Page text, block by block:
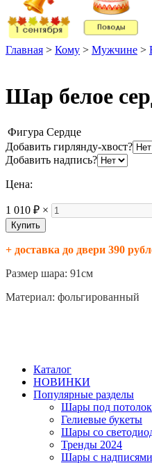
Главная > Кому > Мужчине >
Шар белое
Фигура Сердце
Добавить гирлянду-хвост?
Добавить надпись?
Цена:
1 010 ₽ ×
+ доставка до двери 390
Размер шара: 91см
Материал: фольгированный
Каталог
НОВИНКИ
Популярные разделы
Шары под потолок
Гелиевые букеты
Шары со
Тренды 2024
Шары с надписями